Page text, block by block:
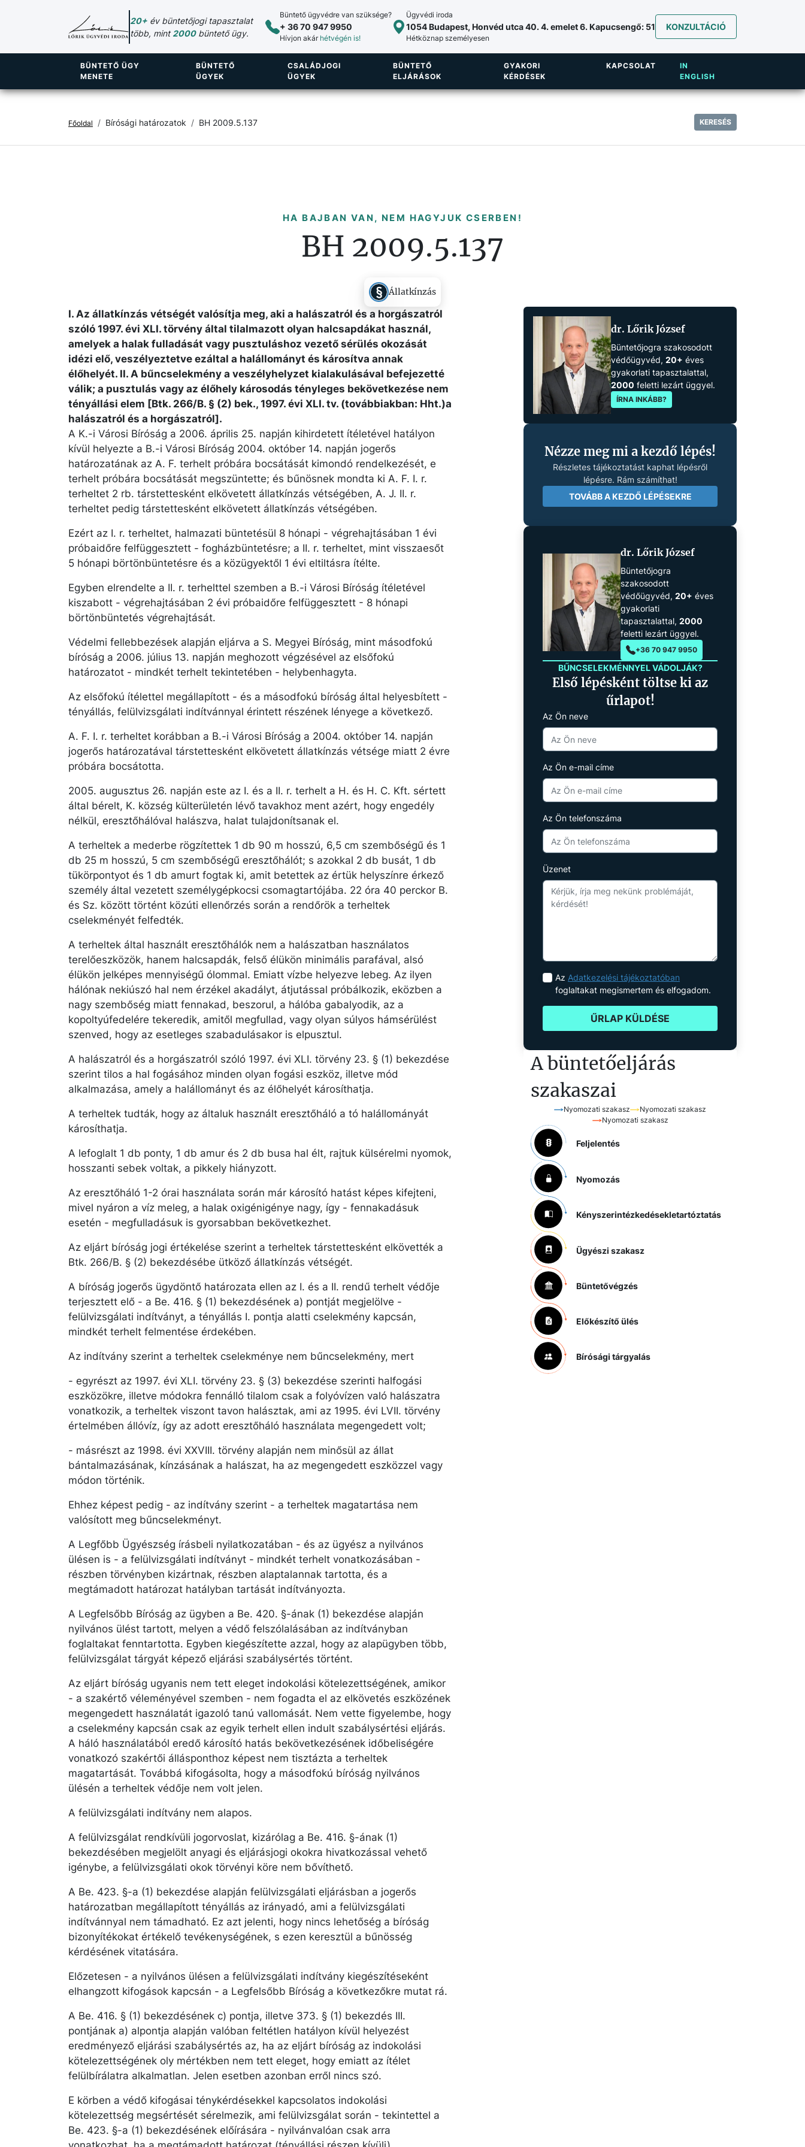
20+ év büntetőjogi tapasztalat
több, mint2000büntető ügy.
Büntető ügyvédre van szüksége?
+ 36 70 947 9950
Hívjon akár hétvégén is!
Ügyvédi iroda
1054 Budapest, Honvéd utca 40. 4. emelet 6. Kapucsengő: 51
Hétköznap személyesen
KONZULTÁCIÓ
IN
ENGLISH
BÜNTETŐ ÜGY
MENETE
BÜNTETŐ
ÜGYEK
CSALÁDJOGI
ÜGYEK
BÜNTETŐ
ELJÁRÁSOK
GYAKORI
KÉRDÉSEK
KAPCSOLAT
Főoldal Bírósági határozatok BH 2009.5.137 KERESÉS
HA BAJBAN VAN, NEM HAGYJUK CSERBEN!
BH 2009.5.137
Állatkínzás
I. Az állatkínzás vétségét valósítja meg, aki a halászatról és a horgászatról
szóló 1997. évi XLI. törvény által tilalmazott olyan halcsapdákat használ,
amelyek a halak fulladását vagy pusztuláshoz vezető sérülés okozását
idézi elő, veszélyeztetve ezáltal a halállományt és károsítva annak
élőhelyét. II. A bűncselekmény a veszélyhelyzet kialakulásával befejezetté
válik; a pusztulás vagy az élőhely károsodás tényleges bekövetkezése nem
tényállási elem [Btk. 266/B. § (2) bek., 1997. évi XLI. tv. (továbbiakban: Hht.)a
halászatról és a horgászatról].
A K.-i Városi Bíróság a 2006. április 25. napján kihirdetett ítéletével hatályon
kívül helyezte a B.-i Városi Bíróság 2004. október 14. napján jogerős
határozatának az A. F. terhelt próbára bocsátását kimondó rendelkezését, e
terhelt próbára bocsátását megszüntette; és bűnösnek mondta ki A. F. I. r.
terheltet 2 rb. társtettesként elkövetett állatkínzás vétségében, A. J. II. r.
terheltet pedig társtettesként elkövetett állatkínzás vétségében.
Ezért az I. r. terheltet, halmazati büntetésül 8 hónapi - végrehajtásában 1 évi
próbaidőre felfüggesztett - fogházbüntetésre; a II. r. terheltet, mint visszaesőt
5 hónapi börtönbüntetésre és a közügyektől 1 évi eltiltásra ítélte.
Egyben elrendelte a II. r. terhelttel szemben a B.-i Városi Bíróság ítéletével
kiszabott - végrehajtásában 2 évi próbaidőre felfüggesztett - 8 hónapi
börtönbüntetés végrehajtását.
Védelmi fellebbezések alapján eljárva a S. Megyei Bíróság, mint másodfokú
bíróság a 2006. július 13. napján meghozott végzésével az elsőfokú
határozatot - mindkét terhelt tekintetében - helybenhagyta.
Az elsőfokú ítélettel megállapított - és a másodfokú bíróság által helyesbített -
tényállás, felülvizsgálati indítvánnyal érintett részének lényege a következő.
A. F. I. r. terheltet korábban a B.-i Városi Bíróság a 2004. október 14. napján
jogerős határozatával társtettesként elkövetett állatkínzás vétsége miatt 2 évre
próbára bocsátotta.
2005. augusztus 26. napján este az I. és a II. r. terhelt a H. és H. C. Kft. sértett
által bérelt, K. község külterületén lévő tavakhoz ment azért, hogy engedély
nélkül, eresztő­hálóval halászva, halat tulajdonítsanak el.
A terheltek a mederbe rögzítettek 1 db 90 m hosszú, 6,5 cm szembőségű és 1
db 25 m hosszú, 5 cm szembőségű eresztőhálót; s azokkal 2 db busát, 1 db
tükörpontyot és 1 db amurt fogtak ki, amit betettek az értük helyszínre érkező
személy által vezetett személygépkocsi csomagtartójába. 22 óra 40 perckor B.
és Sz. között történt közúti ellenőrzés során a rendőrök a terheltek
cselekményét felfedték.
A terheltek által használt eresztőhálók nem a halászatban használatos
terelőeszközök, hanem halcsapdák, felső élükön minimális parafával, alsó
élükön jelképes mennyiségű ólommal. Emiatt vízbe helyezve lebeg. Az ilyen
hálónak nekiúszó hal nem érzékel akadályt, átjutással próbálkozik, eközben a
nagy szembőség miatt fennakad, beszorul, a hálóba gabalyodik, az a
kopoltyúfedelére tekeredik, amitől megfullad, vagy olyan súlyos hámsérülést
szenved, hogy az esetleges szabadulásakor is elpusztul.
A halászatról és a horgászatról szóló 1997. évi XLI. törvény 23. § (1) bekezdése
szerint tilos a hal fogásához minden olyan fogási eszköz, illetve mód
alkalmazása, amely a halállományt és az élőhelyét károsíthatja.
A terheltek tudták, hogy az általuk használt eresztőháló a tó halállományát
károsíthatja.
A lefoglalt 1 db ponty, 1 db amur és 2 db busa hal élt, rajtuk külsérelmi nyomok,
hosszanti sebek voltak, a pikkely hiányzott.
Az eresztőháló 1-2 órai használata során már károsító hatást képes kifejteni,
mivel nyáron a víz meleg, a halak oxigénigénye nagy, így - fennakadásuk
esetén - megfulladásuk is gyorsabban bekövetkezhet.
Az eljárt bíróság jogi értékelése szerint a terheltek társtettesként elkövették a
Btk. 266/B. § (2) bekezdésébe ütköző állatkínzás vétségét.
A bíróság jogerős ügydöntő határozata ellen az I. és a II. rendű terhelt védője
terjesztett elő - a Be. 416. § (1) bekezdésének a) pontját megjelölve -
felülvizsgálati indítványt, a tényállás I. pontja alatti cselekmény kapcsán,
mindkét terhelt felmentése érdekében.
Az indítvány szerint a terheltek cselekménye nem bűncselekmény, mert
- egyrészt az 1997. évi XLI. törvény 23. § (3) bekezdése szerinti halfogási
eszközökre, illetve módokra fennálló tilalom csak a folyóvízen való halászatra
vonatkozik, a terheltek viszont tavon halásztak, ami az 1995. évi LVII. törvény
értelmében állóvíz, így az adott eresztőháló használata megengedett volt;
- másrészt az 1998. évi XXVIII. törvény alapján nem minősül az állat
bántalmazásának, kínzásának a halászat, ha az megengedett eszközzel vagy
módon történik.
Ehhez képest pedig - az indítvány szerint - a terheltek magatartása nem
valósított meg bűncselekményt.
A Legfőbb Ügyészség írásbeli nyilatkozatában - és az ügyész a nyilvános
ülésen is - a felülvizsgálati indítványt - mindkét terhelt vonatkozásában -
részben törvényben kizártnak, részben alaptalannak tartotta, és a
megtámadott határozat hatályban tartását indítványozta.
A Legfelsőbb Bíróság az ügyben a Be. 420. §-ának (1) bekezdése alapján
nyilvános ülést tartott, melyen a védő felszólalásában az indítványban
foglaltakat fenntartotta. Egyben kiegészítette azzal, hogy az alapügyben több,
felülvizsgálat tárgyát képező eljárási szabálysértés történt.
Az eljárt bíróság ugyanis nem tett eleget indokolási kötelezettségének, amikor
- a szakértő véleményével szemben - nem fogadta el az elkövetés eszközének
megengedett használatát igazoló tanú vallomását. Nem vette figyelembe, hogy
a cselekmény kapcsán csak az egyik terhelt ellen indult szabálysértési eljárás.
A háló használatából eredő károsító hatás bekövetkezésének időbeliségére
vonatkozó szakértői állásponthoz képest nem tisztázta a terheltek
magatartását. Továbbá kifogásolta, hogy a másodfokú bíróság nyilvános
ülésén a terheltek védője nem volt jelen.
A felülvizsgálati indítvány nem alapos.
A felülvizsgálat rendkívüli jogorvoslat, kizárólag a Be. 416. §-ának (1)
bekezdésében megjelölt anyagi és eljárásjogi okokra hivatkozással vehető
igénybe, a felülvizsgálati okok törvényi köre nem bővíthető.
A Be. 423. §-a (1) bekezdése alapján felülvizsgálati eljárásban a jogerős
határozatban megállapított tényállás az irányadó, ami a felülvizsgálati
indítvánnyal nem támadható. Ez azt jelenti, hogy nincs lehetőség a bíróság
bizonyítékokat értékelő tevékenységének, s ezen keresztül a bűnösség
kérdésének vitatására.
Előzetesen - a nyilvános ülésen a felülvizsgálati indítvány kiegészítéseként
elhangzott kifogások kapcsán - a Legfelsőbb Bíróság a következőkre mutat rá.
A Be. 416. § (1) bekezdésének c) pontja, illetve 373. § (1) bekezdés III.
pontjának a) alpontja alapján valóban feltétlen hatályon kívül helyezést
eredményező eljárási szabálysértés az, ha az eljárt bíróság az indokolási
kötelezettségének oly mértékben nem tett eleget, hogy emiatt az ítélet
felülbírálatra alkalmatlan. Jelen esetben azonban erről nincs szó.
E körben a védő kifogásai ténykérdésekkel kapcsolatos indokolási
kötelezettség megsértését sérelmezik, ami felülvizsgálat során - tekintettel a
Be. 423. §-a (1) bekezdésének előírására - nyilvánvalóan csak arra
dr. Lőrik József
Büntetőjogra szakosodott
védőügyvéd, 20+ éves
gyakorlati tapasztalattal,
2000 feletti lezárt üggyel.
ÍRNA INKÁBB?
Nézze meg mi a kezdő lépés!
Részletes tájékoztatást kaphat lépésről
lépésre. Rám számíthat!
TOVÁBB A KEZDŐ LÉPÉSEKRE
dr. Lőrik József
Büntetőjogra
szakosodott
védőügyvéd, 20+ éves
gyakorlati
tapasztalattal, 2000
feletti lezárt üggyel.
+36 70 947 9950
BŰNCSELEKMÉNNYEL VÁDOLJÁK?
Első lépésként töltse ki az
űrlapot!
Az Ön neve
Az Ön e-mail címe
Az Ön telefonszáma
Üzenet
Az Adatkezelési tájékoztatóban
foglaltakat megismertem és elfogadom.
ŰRLAP KÜLDÉSE
A büntetőeljárás
szakaszai
Nyomozati szakasz
Nyomozati szakasz
Nyomozati szakasz
Feljelentés
Nyomozás
Kényszerintézkedésekletartóztatás
Ügyészi szakasz
Büntetővégzés
Előkészítő ülés
Bírósági tárgyalás